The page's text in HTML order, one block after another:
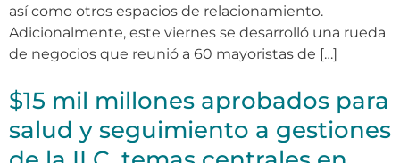
así como otros espacios de relacionamiento.
Adicionalmente, este viernes se desarrolló una rueda
de negocios que reunió a 60 mayoristas de […]
$15 mil millones aprobados para
salud y seguimiento a gestiones